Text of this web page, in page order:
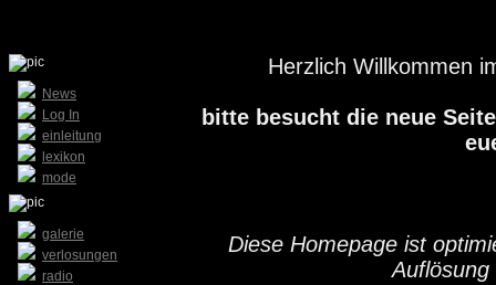
News
Log In
einleitung
lexikon
mode
galerie
verlosungen
radio
Herzlich Willkommen
bitte besucht die neue
Diese Homepage ist
Auflösung